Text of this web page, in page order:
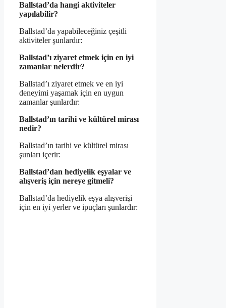
Ballstad’da hangi aktiviteler
yapılabilir?
Ballstad’da yapabileceğiniz çeşitli
aktiviteler şunlardır:
Ballstad’ı ziyaret etmek için en iyi
zamanlar nelerdir?
Ballstad’ı ziyaret etmek ve en iyi
deneyimi yaşamak için en uygun
zamanlar şunlardır:
Ballstad’ın tarihi ve kültürel mirası
nedir?
Ballstad’ın tarihi ve kültürel mirası
şunları içerir:
Ballstad’dan hediyelik eşyalar ve
alışveriş için nereye gitmeli?
Ballstad’da hediyelik eşya alışverişi
için en iyi yerler ve ipuçları şunlardır: